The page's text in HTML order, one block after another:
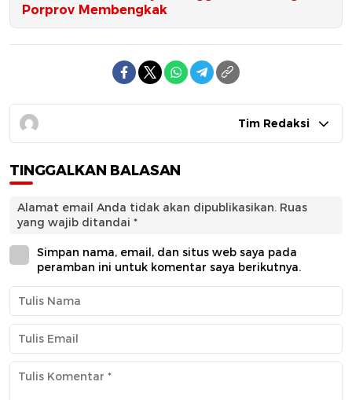
Porprov Membengkak
Tim Redaksi
TINGGALKAN BALASAN
Alamat email Anda tidak akan dipublikasikan. Ruas
yang wajib ditandai *
Simpan nama, email, dan situs web saya pada
peramban ini untuk komentar saya berikutnya.